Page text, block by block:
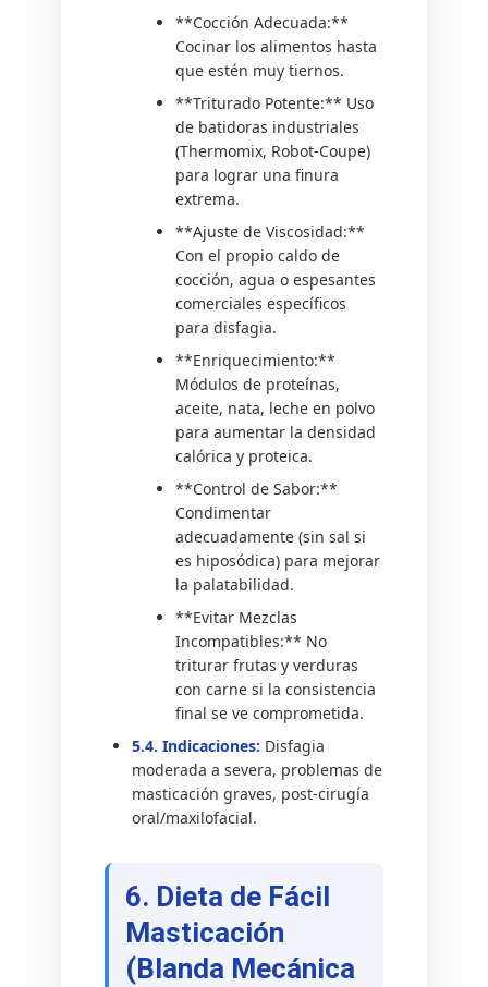
**Cocción Adecuada:**
Cocinar los alimentos hasta
que estén muy tiernos.
**Triturado Potente:** Uso
de batidoras industriales
(Thermomix, Robot-Coupe)
para lograr una finura
extrema.
**Ajuste de Viscosidad:**
Con el propio caldo de
cocción, agua o espesantes
comerciales específicos
para disfagia.
**Enriquecimiento:**
Módulos de proteínas,
aceite, nata, leche en polvo
para aumentar la densidad
calórica y proteica.
**Control de Sabor:**
Condimentar
adecuadamente (sin sal si
es hiposódica) para mejorar
la palatabilidad.
**Evitar Mezclas
Incompatibles:** No
triturar frutas y verduras
con carne si la consistencia
final se ve comprometida.
5.4. Indicaciones: Disfagia
moderada a severa, problemas de
masticación graves, post-cirugía
oral/maxilofacial.
6. Dieta de Fácil
Masticación
(Blanda Mecánica